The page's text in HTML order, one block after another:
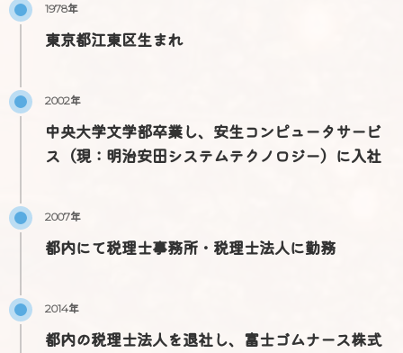
1978年
東京都江東区生まれ
2002年
中央大学文学部卒業し、安生コンピュータサービ
ス（現：明治安田システムテクノロジー）に入社
2007年
都内にて税理士事務所・税理士法人に勤務
2014年
都内の税理士法人を退社し、富士ゴムナース株式